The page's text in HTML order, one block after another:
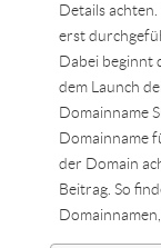
Details
erst
Dabei beginnt
dem Launch
Domainname
Domainname
der Domain
Beitrag. So